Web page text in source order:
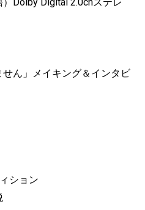
せん」メイキング＆インタビ
ション